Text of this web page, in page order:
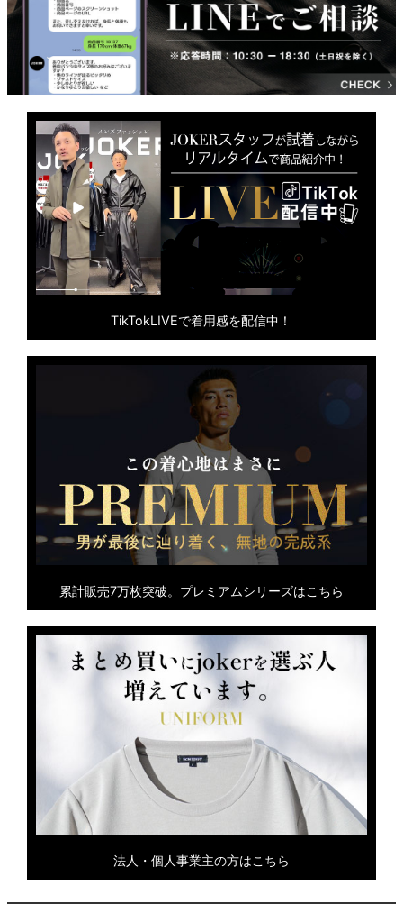
TikTokLIVEで着用感を配信中！
累計販売7万枚突破。プレミアムシリーズはこちら
法人・個人事業主の方はこちら